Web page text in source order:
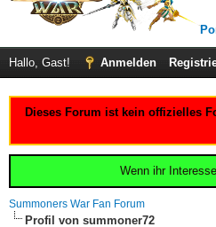
Hallo, Gast! Anmelden
Dieses Forum ist kein offizielles
Wenn ihr
Summoners War Fan Forum
Profil von summoner72